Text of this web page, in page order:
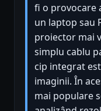
fi o provocare
un laptop sau
proiector mai
simplu cablu
cip integrat
imaginii. În
mai populare